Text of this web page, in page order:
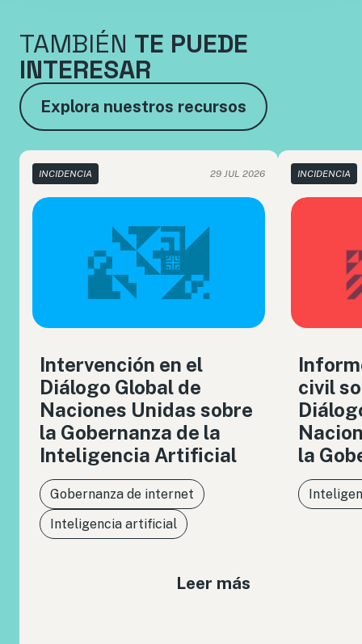
TAMBIÉN TE PUEDE
INTERESAR
Explora nuestros recursos
INCIDENCIA 29 JUL 2026
Intervención en el
Diálogo Global de
Naciones Unidas sobre
la Gobernanza de la
Inteligencia Artificial
Gobernanza de internet
Inteligencia artificial
Leer más
INCIDENCIA
civil
la